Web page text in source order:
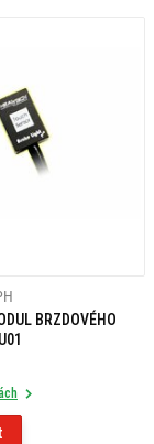
BRZDOVÉHO